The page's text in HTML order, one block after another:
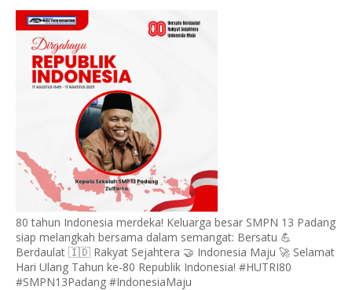
80 tahun Indonesia merdeka! Keluarga besar SMPN 13 Padang
siap melangkah bersama dalam semangat: Bersatu 💪
Berdaulat 🇮🇩 Rakyat Sejahtera 🤝 Indonesia Maju 🚀 Selamat
Hari Ulang Tahun ke-80 Republik Indonesia! #HUTRI80
#SMPN13Padang #IndonesiaMaju